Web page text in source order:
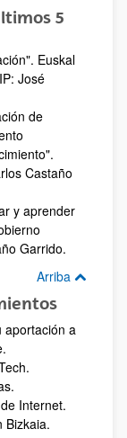
5
Euskal
José
de
Castaño
y aprender
Garrido.
Arriba
aportación a
Internet.
Bizkaia.